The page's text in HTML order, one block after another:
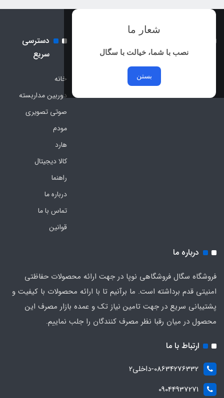
شعار ما
نصب با شما، خیالت با سگال
بستن
ساماندهی
دسترسی
سریع
خانه
دوربین مداربسته
صوتی تصویری
مودم
هارد
کالا دیجیتال
راهنما
درباره ما
تماس با ما
قوانین
درباره ما
فروشگاه سگال فروشگاهی نوپا در جهت ارائه محصولات حفاظتی
امنیتی قدم برداشته است. ما برآنیم تا با ارائه محصولات با کیفیت و
پشتیبانی سریع در جهت تامین نیاز تک و عمده بازار مصرف این
محصول در میان رقبا نظر مصرف کنندگان را جلب نماییم.
ارتباط با ما
08634276332-داخلی2
09044937271